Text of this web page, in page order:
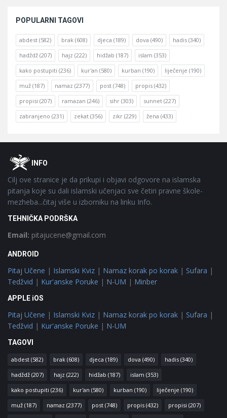
POPULARNI TAGOVI
abdest (582) brak (608) djeca (189) dova (490) hadis (340)
hadždž (207) hajz (222) hidžab (187) islam (353)
kako postupiti (236) kur'an (580) kurban (190) liječenje (190)
muž (187) namaz (2377) post (748) propis (432)
propisi (207) ramazan (246) sihr (303) sunnet (227)
zabranjeno (231) zekat (356) zikr (229) žena (433)
FooterOINFO
Cilj ove stranice je da prikupi i objavi odgovore na islamska
pitanja koje su dali islamski učenjaci sve četiri pravne škole-
mezheba...čitaj više u izborniku na linku Info.
TEHNIČKA PODRŠKA
Email: pitajucene@gmail.com
ANDROID
Pitaj Učene | Islamski Kviz | Namaz korak po korak | Sufara |
Tedžvid | Kur'anske Poruke | N-UM | Minber
APPLE iOS
Pitaj Učene | Islamski Kviz | Namaz korak po korak | Sufara |
Tedžvid | Kur'anske Poruke | N-UM
TAGOVI
abdest (582) brak (608) djeca (189) dova (490) hadis (340)
hadždž (207) hajz (222) hidžab (187) islam (353)
kako postupiti (236) kur'an (580) kurban (190) liječenje (190)
muž (187) namaz (2377) post (748) propis (432) propisi (207)